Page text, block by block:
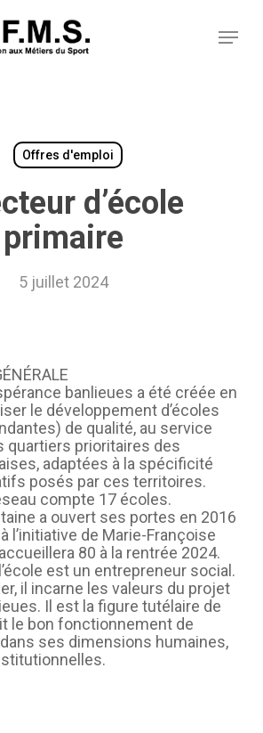
Menu
Offres d'emploi
d’école
primaire
5 juillet 2024
banlieues a été créée en
le développement d’écoles
de qualité, au service
quartiers prioritaires des
adaptées à la spécificité
posés par ces territoires.
compte 17 écoles.
a ouvert ses portes en 2016
l’initiative de Marie-Françoise
80 à la rentrée 2024.
est un entrepreneur social.
il incarne les valeurs du projet
Il est la figure tutélaire de
le bon fonctionnement de
ses dimensions humaines,
des cookies